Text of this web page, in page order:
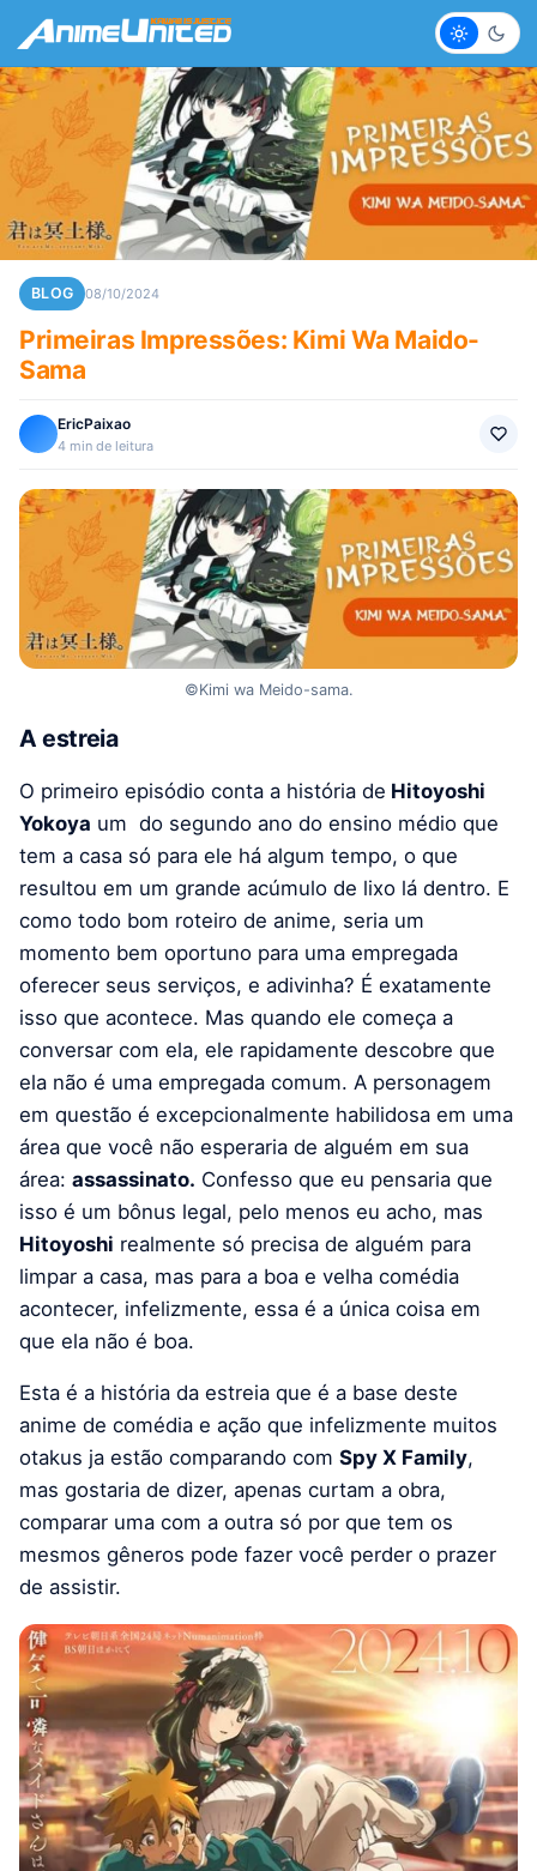
Claro
BLOG 08/10/2024
Primeiras Impressões: Kimi Wa Maido-
Sama
EricPaixao
4 min de leitura
©Kimi wa Meido-sama.
A estreia
O primeiro episódio conta a história de Hitoyoshi
Yokoya um do segundo ano do ensino médio que
tem a casa só para ele há algum tempo, o que
resultou em um grande acúmulo de lixo lá dentro. E
como todo bom roteiro de anime, seria um
momento bem oportuno para uma empregada
oferecer seus serviços, e adivinha? É exatamente
isso que acontece. Mas quando ele começa a
conversar com ela, ele rapidamente descobre que
ela não é uma empregada comum. A personagem
em questão é excepcionalmente habilidosa em uma
área que você não esperaria de alguém em sua
área: assassinato. Confesso que eu pensaria que
isso é um bônus legal, pelo menos eu acho, mas
Hitoyoshi realmente só precisa de alguém para
limpar a casa, mas para a boa e velha comédia
acontecer, infelizmente, essa é a única coisa em
que ela não é boa.
Esta é a história da estreia que é a base deste
anime de comédia e ação que infelizmente muitos
otakus ja estão comparando com Spy X Family,
mas gostaria de dizer, apenas curtam a obra,
comparar uma com a outra só por que tem os
mesmos gêneros pode fazer você perder o prazer
de assistir.